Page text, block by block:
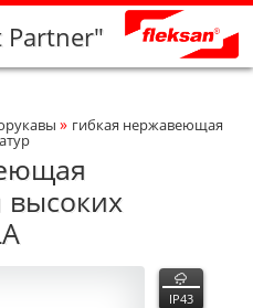
Partner"
» гибкая нержавеющая
высоких
функции
IP43